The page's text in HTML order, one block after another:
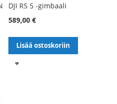
DJI RS 5 -gimbaali
589,00 €
Lisää ostoskoriin